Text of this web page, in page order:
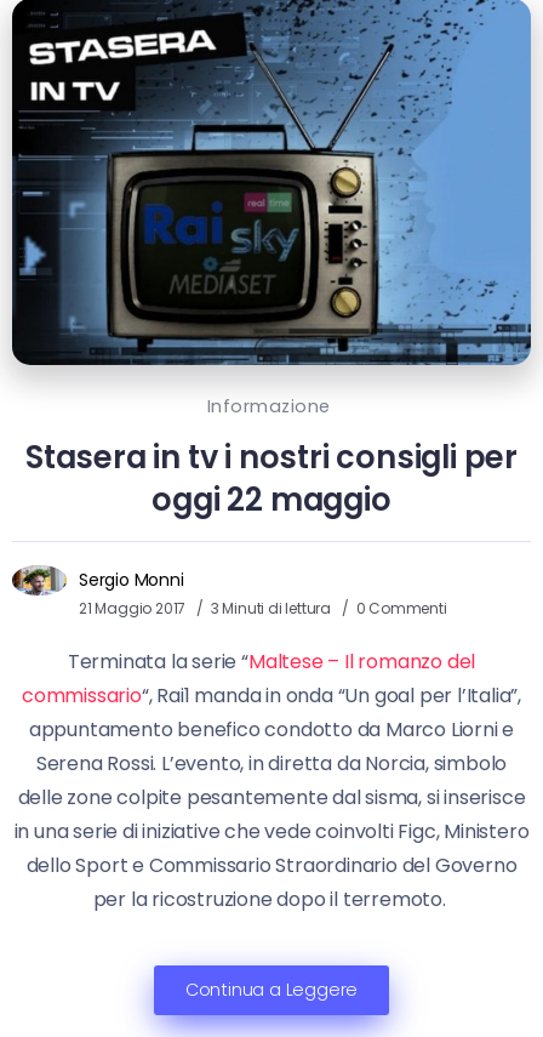
Informazione
Stasera in tv i nostri consigli per
oggi 22 maggio
Sergio Monni
21 Maggio 2017 3 Minuti di lettura 0 Commenti
Terminata la serie “Maltese – Il romanzo del
commissario“, Rai1 manda in onda “Un goal per l’Italia”,
appuntamento benefico condotto da Marco Liorni e
Serena Rossi. L’evento, in diretta da Norcia, simbolo
delle zone colpite pesantemente dal sisma, si inserisce
in una serie di iniziative che vede coinvolti Figc, Ministero
dello Sport e Commissario Straordinario del Governo
per la ricostruzione dopo il terremoto.
Continua a Leggere